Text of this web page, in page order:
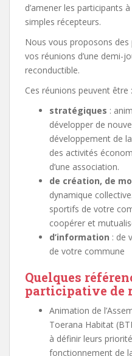
d’amener les participants
simples récepteurs.
Nous vous proposons des
vos réunions d’une demi-
reconductible.
Ces réunions peuvent être :
stratégiques :
développer de
développement de
des activités
d’une association.
de création, de
dynamique
sportifs de votre
coopérer et
d’information : de
de votre commune
Quelques
participative de
Animation de
Toerana Habitat
à définir leurs
fonctionnement de